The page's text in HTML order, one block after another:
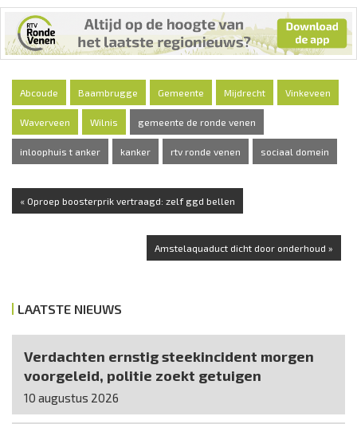
Abcoude Baambrugge Gemeente Mijdrecht Vinkeveen
Waverveen Wilnis gemeente de ronde venen
inloophuis t anker kanker rtv ronde venen sociaal domein
« Oproep boosterprik vertraagd: zelf ggd bellen
Amstelaquaduct dicht door onderhoud »
LAATSTE NIEUWS
Verdachten ernstig steekincident morgen
voorgeleid, politie zoekt getuigen
10 augustus 2026